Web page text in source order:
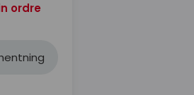
ordre